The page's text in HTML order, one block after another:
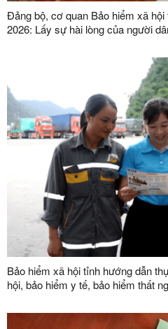
Đảng bộ, cơ quan Bảo hiểm xã
2026: Lấy sự hài lòng của người
Bảo hiểm xã hội tỉnh hướng dẫn
hội, bảo hiểm y tế, bảo hiểm thất